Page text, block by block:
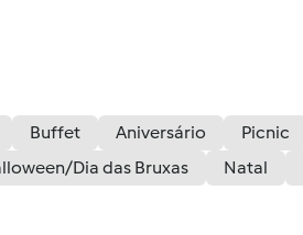
Buffet Aniversário Picnic
Dia das Bruxas Natal